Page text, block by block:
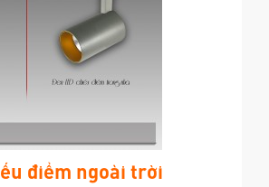
điểm ngoài trời